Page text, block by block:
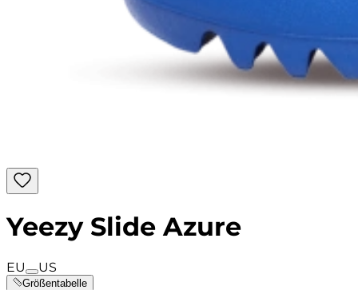
Yeezy Slide Azure
EU US
Größentabelle